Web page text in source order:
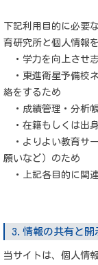
下記利用目的に必要
育研究所と個人情報
・学力を向上させ
・東進衛星予備校
絡をするため
・成績管理・分析
・在籍もしくは出
・よりよい教育サ
願いなど）のため
・上記各目的に関
3.情報の共有と開
当サイトは、個人情